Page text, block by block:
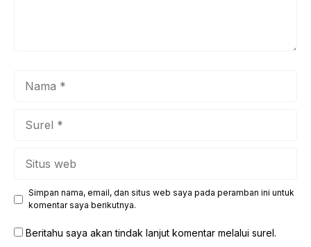
Simpan nama, email, dan situs web saya pada peramban ini untuk
komentar saya berikutnya.
Beritahu saya akan tindak lanjut komentar melalui surel.